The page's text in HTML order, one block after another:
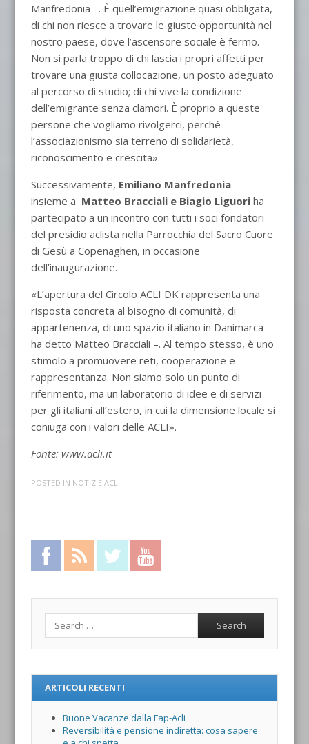
Manfredonia –. È quell’emigrazione quasi obbligata,
di chi non riesce a trovare le giuste opportunità nel
nostro paese, dove l’ascensore sociale è fermo.
Non si parla troppo di chi lascia i propri affetti per
trovare una giusta collocazione, un posto adeguato
al percorso di studio; di chi vive la condizione
dell’emigrante senza clamori. È proprio a queste
persone che vogliamo rivolgerci, perché
l’associazionismo sia terreno di solidarietà,
riconoscimento e crescita».
Successivamente, Emiliano Manfredonia–
insieme a Matteo Bracciali e Biagio Liguori ha
partecipato a un incontro con tutti i soci fondatori
del presidio aclista nella Parrocchia del Sacro Cuore
di Gesù a Copenaghen, in occasione
dell’inaugurazione.
«L’apertura del Circolo ACLI DK rappresenta una
risposta concreta al bisogno di comunità, di
appartenenza, di uno spazio italiano in Danimarca –
ha detto Matteo Bracciali –. Al tempo stesso, è uno
stimolo a promuovere reti, cooperazione e
rappresentanza. Non siamo solo un punto di
riferimento, ma un laboratorio di idee e di servizi
per gli italiani all’estero, in cui la dimensione locale si
coniuga con i valori delle ACLI».
Fonte: www.acli.it
POSTED IN NOTIZIE ACLI
Facebook RSS Feed Twitter
ARTICOLI RECENTI
Buone Vacanze dalla Fap-Acli
Reversibilità e pensione indiretta: cosa sapere